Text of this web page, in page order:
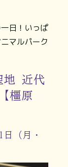
日！いっぱ
マルパーク
地 近代
橿原
（月・